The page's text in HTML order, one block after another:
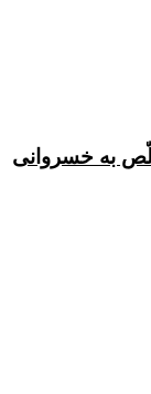
به خسروانی